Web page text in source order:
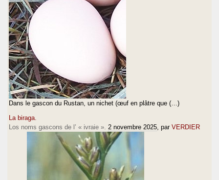
Dans le gascon du Rustan, un nichet (œuf en plâtre que (…)
La biraga.
Los noms gascons de l’ « ivraie ». 2 novembre 2025 , par VERDIER